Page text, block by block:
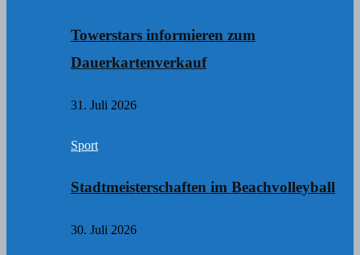
Towerstars informieren zum
Dauerkartenverkauf
31. Juli 2026
Sport
Stadtmeisterschaften im Beachvolleyball
30. Juli 2026